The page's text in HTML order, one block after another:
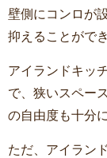
壁側にコンロが
抑えることがで
アイランドキッ
で、狭いスペー
の自由度も十分
ただ、アイラン